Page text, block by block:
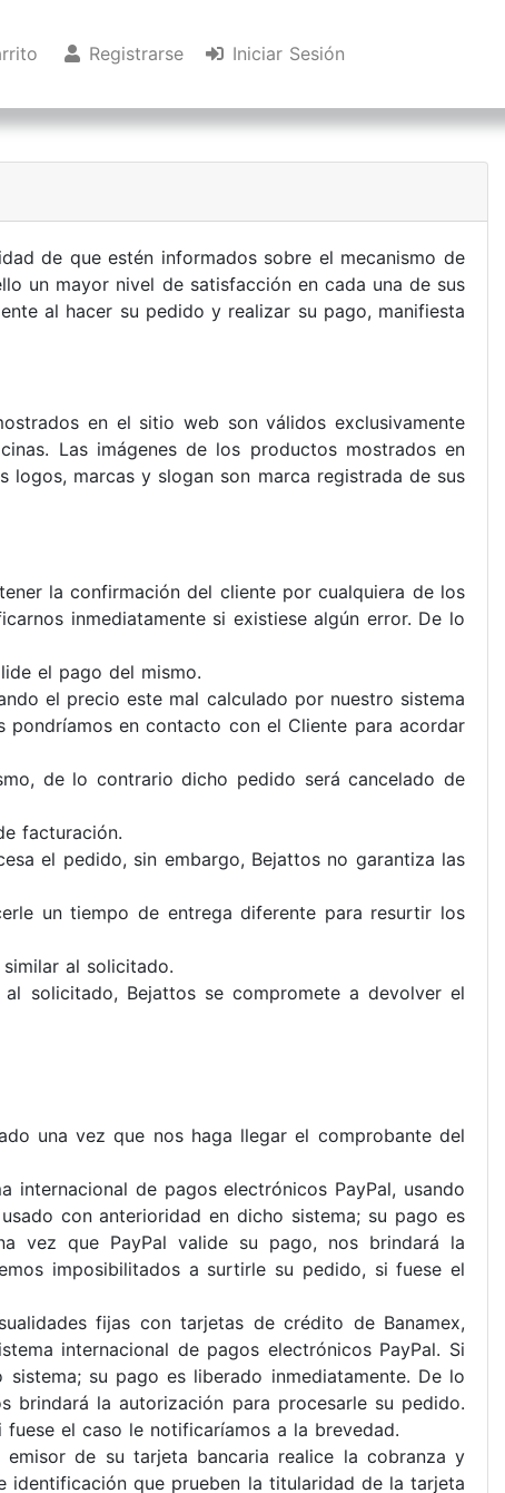
Registrarse Iniciar Sesión
de que estén informados sobre el mecanismo de
un mayor nivel de satisfacción en cada una de sus
al hacer su pedido y realizar su pago, manifiesta
en el sitio web son válidos exclusivamente
Las imágenes de los productos mostrados en
marcas y slogan son marca registrada de sus
la confirmación del cliente por cualquiera de los
inmediatamente si existiese algún error. De lo
el pago del mismo.
el precio este mal calculado por nuestro sistema
en contacto con el Cliente para acordar
de lo contrario dicho pedido será cancelado de
facturación.
el pedido, sin embargo, Bejattos no garantiza las
un tiempo de entrega diferente para resurtir los
al solicitado.
solicitado, Bejattos se compromete a devolver el
una vez que nos haga llegar el comprobante del
internacional de pagos electrónicos PayPal, usando
con anterioridad en dicho sistema; su pago es
vez que PayPal valide su pago, nos brindará la
imposibilitados a surtirle su pedido, si fuese el
fijas con tarjetas de crédito de Banamex,
internacional de pagos electrónicos PayPal. Si
su pago es liberado inmediatamente. De lo
brindará la autorización para procesarle su pedido.
el caso le notificaríamos a la brevedad.
de su tarjeta bancaria realice la cobranza y
identificación que prueben la titularidad de la tarjeta